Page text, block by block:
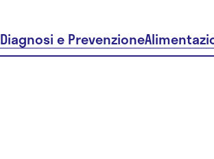
Diagnosi e Prevenzione